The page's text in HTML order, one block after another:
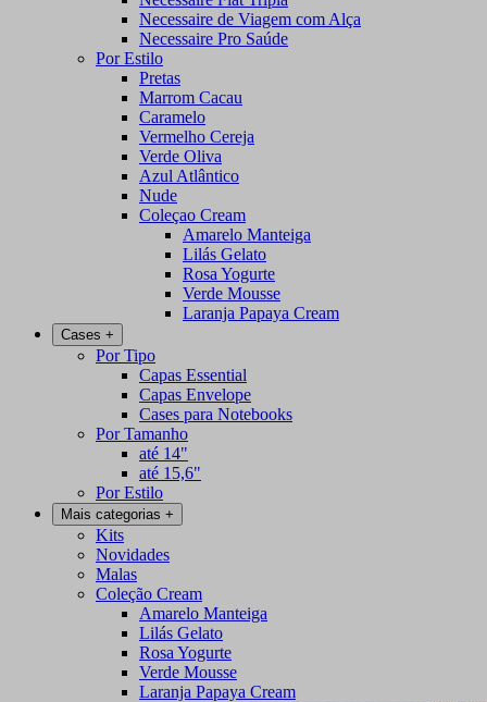
Necessaire de Viagem com Alça
Necessaire Pro Saúde
Por Estilo
Pretas
Marrom Cacau
Caramelo
Vermelho Cereja
Verde Oliva
Azul Atlântico
Nude
Coleçao Cream
Amarelo Manteiga
Lilás Gelato
Rosa Yogurte
Verde Mousse
Laranja Papaya Cream
Cases +
Por Tipo
Capas Essential
Capas Envelope
Cases para Notebooks
Por Tamanho
até 14"
até 15,6"
Por Estilo
Mais categorias +
Kits
Novidades
Malas
Coleção Cream
Amarelo Manteiga
Lilás Gelato
Rosa Yogurte
Verde Mousse
Laranja Papaya Cream